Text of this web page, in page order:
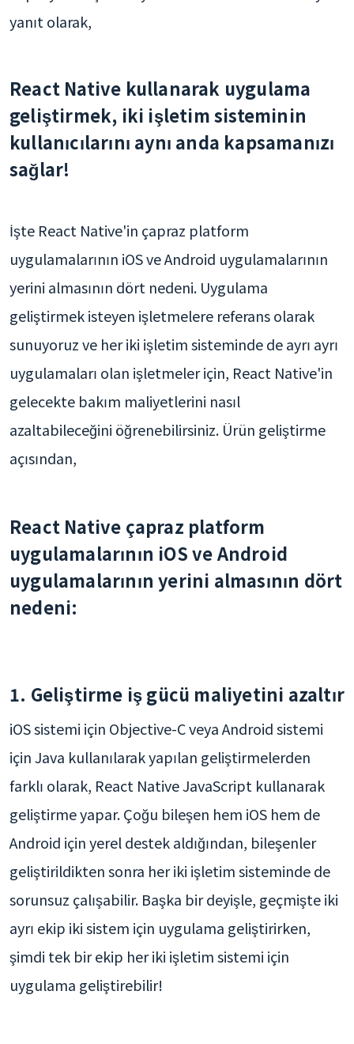
yanıt olarak,
React Native kullanarak uygulama
geliştirmek, iki işletim sisteminin
kullanıcılarını aynı anda kapsamanızı
sağlar!
İşte React Native'in çapraz platform
uygulamalarının iOS ve Android uygulamalarının
yerini almasının dört nedeni. Uygulama
geliştirmek isteyen işletmelere referans olarak
sunuyoruz ve her iki işletim sisteminde de ayrı ayrı
uygulamaları olan işletmeler için, React Native'in
gelecekte bakım maliyetlerini nasıl
azaltabileceğini öğrenebilirsiniz. Ürün geliştirme
açısından,
React Native çapraz platform
uygulamalarının iOS ve Android
uygulamalarının yerini almasının dört
nedeni:
1. Geliştirme iş gücü maliyetini azaltır
iOS sistemi için Objective-C veya Android sistemi
için Java kullanılarak yapılan geliştirmelerden
farklı olarak, React Native JavaScript kullanarak
geliştirme yapar. Çoğu bileşen hem iOS hem de
Android için yerel destek aldığından, bileşenler
geliştirildikten sonra her iki işletim sisteminde de
sorunsuz çalışabilir. Başka bir deyişle, geçmişte iki
ayrı ekip iki sistem için uygulama geliştirirken,
şimdi tek bir ekip her iki işletim sistemi için
uygulama geliştirebilir!